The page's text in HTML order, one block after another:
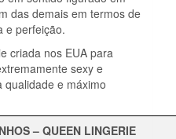
das demais em termos de
e perfeição.
criada nos EUA para
sexy e
qualidade e máximo
– QUEEN LINGERIE